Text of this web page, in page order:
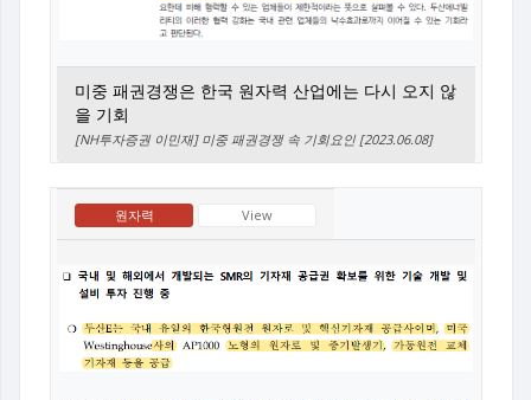
미중 패권경쟁은 한국 원자력 산업에는 다시 오지 않
을 기회
[NH투자증권 이민재] 미중 패권경쟁 속 기회요인 [2023.06.08]
원자력 View